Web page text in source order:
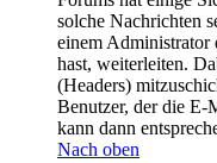
solche Nachrichten
einem Administrator
hast, weiterleiten.
(Headers)
Benutzer, der die
kann dann
Nach oben